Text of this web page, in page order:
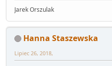
Jarek Orszulak
Hanna Staszewska
Lipiec 26, 2018,